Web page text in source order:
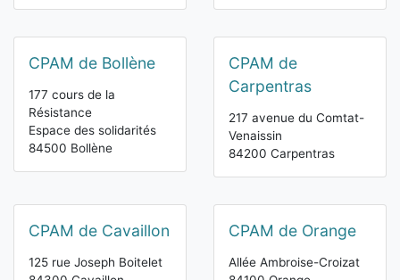
CPAM de Bollène
177 cours de la
Résistance
Espace des solidarités
84500 Bollène
CPAM de
Carpentras
217 avenue du Comtat-
Venaissin
84200 Carpentras
CPAM de Cavaillon
125 rue Joseph Boitelet
CPAM de Orange
Allée Ambroise-Croizat